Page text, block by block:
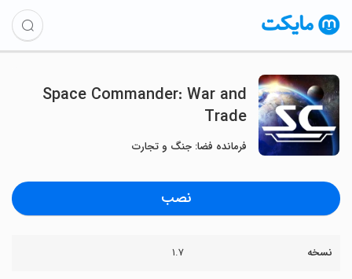
Space Commander: War and
Trade
فرمانده فضا: جنگ و تجارت
نصب
نسخه ۱.۷